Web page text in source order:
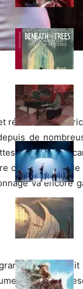
de
et devant la
celui qui
va encore
à
retiré